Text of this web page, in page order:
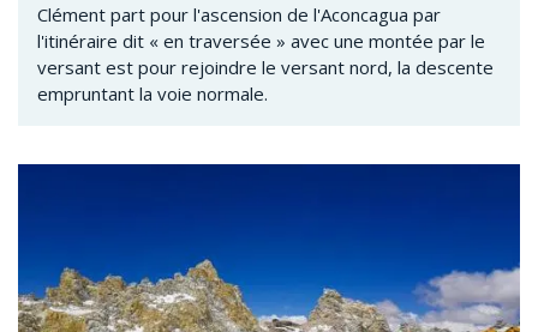
Clément part pour l'ascension de l'Aconcagua par
l'itinéraire dit « en traversée » avec une montée par le
versant est pour rejoindre le versant nord, la descente
empruntant la voie normale.